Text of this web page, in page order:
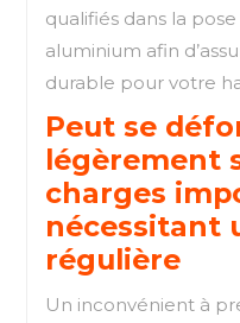
qualifiés dans la
aluminium afin
durable pour votre
Peut se
légèrement
charges
nécessitant
régulière
Un inconvénient à